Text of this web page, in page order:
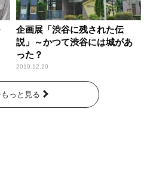
企画展「渋谷に残された伝
説」～かつて渋谷には城があ
った？
2019.12.20
っと見る